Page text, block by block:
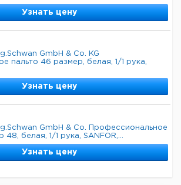
Узнать цену
GmbH & Co. KG
пальто 46 размер, белая, 1/1 рука,
Узнать цену
GmbH & Co. Профессиональное
48, белая, 1/1 рука, SANFOR,...
Узнать цену